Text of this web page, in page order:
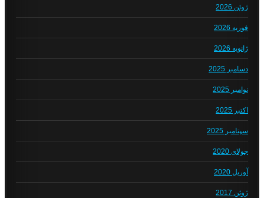
ژوئن 2026
فوریه 2026
ژانویه 2026
دسامبر 2025
نوامبر 2025
اکتبر 2025
سپتامبر 2025
جولای 2020
آوریل 2020
ژوئن 2017